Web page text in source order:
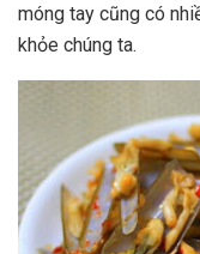
móng tay cũng có
khỏe chúng ta.